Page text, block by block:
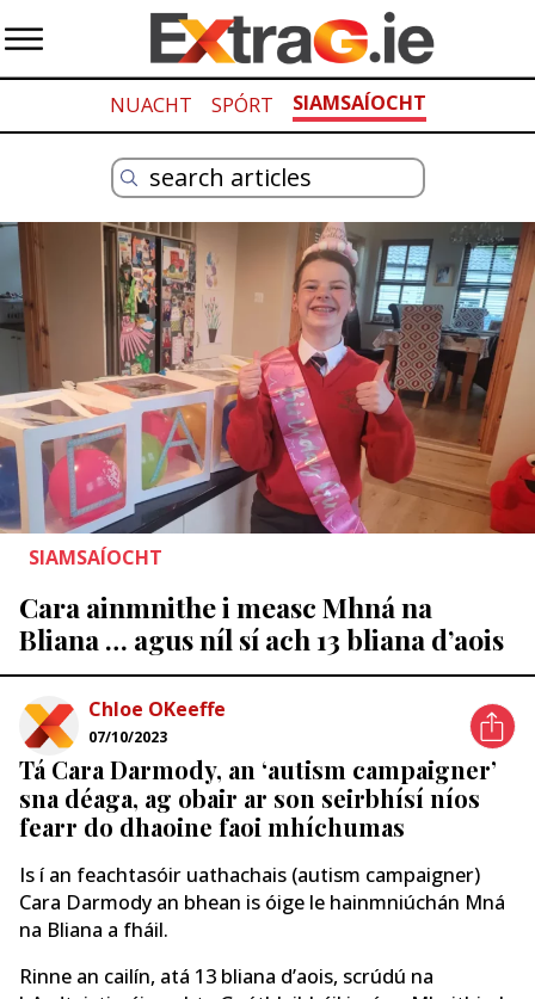
NUACHT SPÓRT SIAMSAÍOCHT
SIAMSAÍOCHT
Cara ainmnithe i measc Mhná na
Bliana … agus níl sí ach 13 bliana d’aois
Chloe OKeeffe
07/10/2023
Tá Cara Darmody, an ‘autism campaigner’
sna déaga, ag obair ar son seirbhísí níos
fearr do dhaoine faoi mhíchumas
Is í an feachtasóir uathachais (autism campaigner)
Cara Darmody an bhean is óige le hainmniúchán Mná
na Bliana a fháil.
Rinne an cailín, atá 13 bliana d’aois, scrúdú na